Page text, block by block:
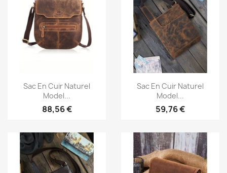
Aperçu rapide
Sac En Cuir Naturel
Model...
88,56 €
Aperçu rapide
Sac En Cuir Naturel
Model...
59,76 €